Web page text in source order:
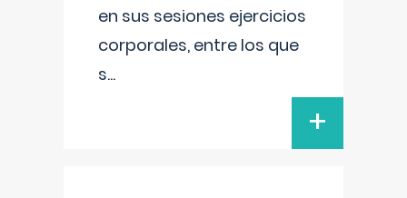
en sus sesiones ejercicios
corporales, entre los que
s...
+